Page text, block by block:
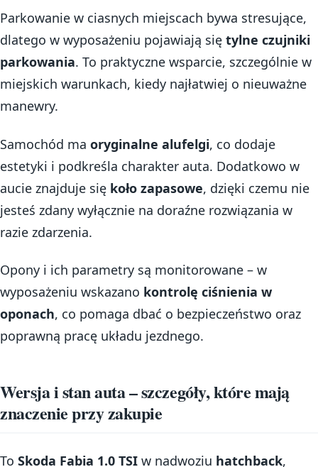
Parkowanie w ciasnych miejscach bywa stresujące,
dlatego w wyposażeniu pojawiają się tylne czujniki
parkowania. To praktyczne wsparcie, szczególnie w
miejskich warunkach, kiedy najłatwiej o nieuważne
manewry.
Samochód ma oryginalne alufelgi, co dodaje
estetyki i podkreśla charakter auta. Dodatkowo w
aucie znajduje się koło zapasowe, dzięki czemu nie
jesteś zdany wyłącznie na doraźne rozwiązania w
razie zdarzenia.
Opony i ich parametry są monitorowane – w
wyposażeniu wskazano kontrolę ciśnienia w
oponach, co pomaga dbać o bezpieczeństwo oraz
poprawną pracę układu jezdnego.
Wersja i stan auta – szczegóły, które mają
znaczenie przy zakupie
To Skoda Fabia 1.0 TSI w nadwoziu hatchback,